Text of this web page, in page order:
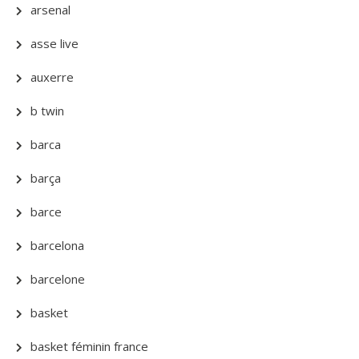
arsenal
asse live
auxerre
b twin
barca
barça
barce
barcelona
barcelone
basket
basket féminin france